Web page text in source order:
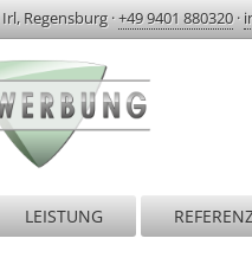
Regensburg·+49 9401 880320 ·
LEISTUNG